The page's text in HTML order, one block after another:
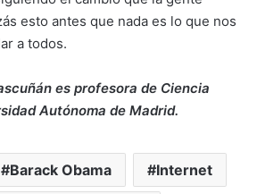
esto antes que nada es lo que nos
a todos.
es profesora de Ciencia
Autónoma de Madrid.
Barack Obama Internet